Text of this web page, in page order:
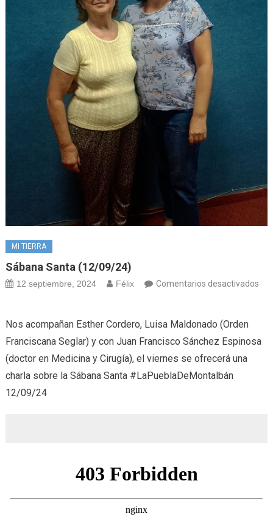
MI TIERRA
Sábana Santa (12/09/24)
12 septiembre, 2024 Félix
Comentarios desactivados
Santa
(12/09/24)
Nos acompañan Esther Cordero, Luisa Maldonado (Orden
Franciscana Seglar) y con Juan Francisco Sánchez Espinosa
(doctor en Medicina y Cirugía), el viernes se ofrecerá una
charla sobre la Sábana Santa #LaPueblaDeMontalbán
12/09/24